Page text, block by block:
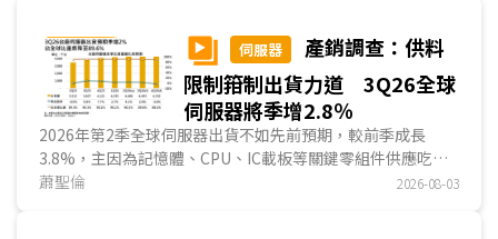
銷幅度不足往年恐抑制消費。預計2026全年NB全球出貨量
1.7億台，較2025年減少約7%。...
伺服器
產銷調查：供料
限制箝制出貨力道 3Q26全球
伺服器將季增2.8％
2026年第2季全球伺服器出貨不如先前預期，較前季成長
3.8%，主因為記憶體、CPU、IC載板等關鍵零組件供應吃
緊，箝制整機系統出貨力道，但美系大型雲端業者的伺服器採
蕭聖倫 2026-08-03